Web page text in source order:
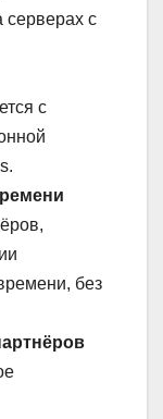
серверах с
с
без